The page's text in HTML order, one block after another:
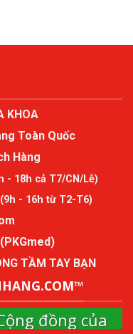
KHOA
Toàn Quốc
Hàng
- 18h cả T7/CN/Lễ)
(9h - 16h từ T2-T6)
TẦM TAY BẠN
đồng của